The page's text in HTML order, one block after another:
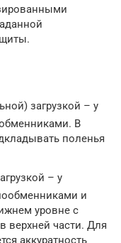
загрузкой – у
В
поленья
– у
и
уровне с
верхней части. Для
аккуратность